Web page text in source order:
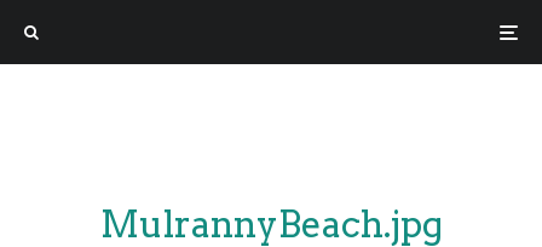
MulrannyBeach.jpg